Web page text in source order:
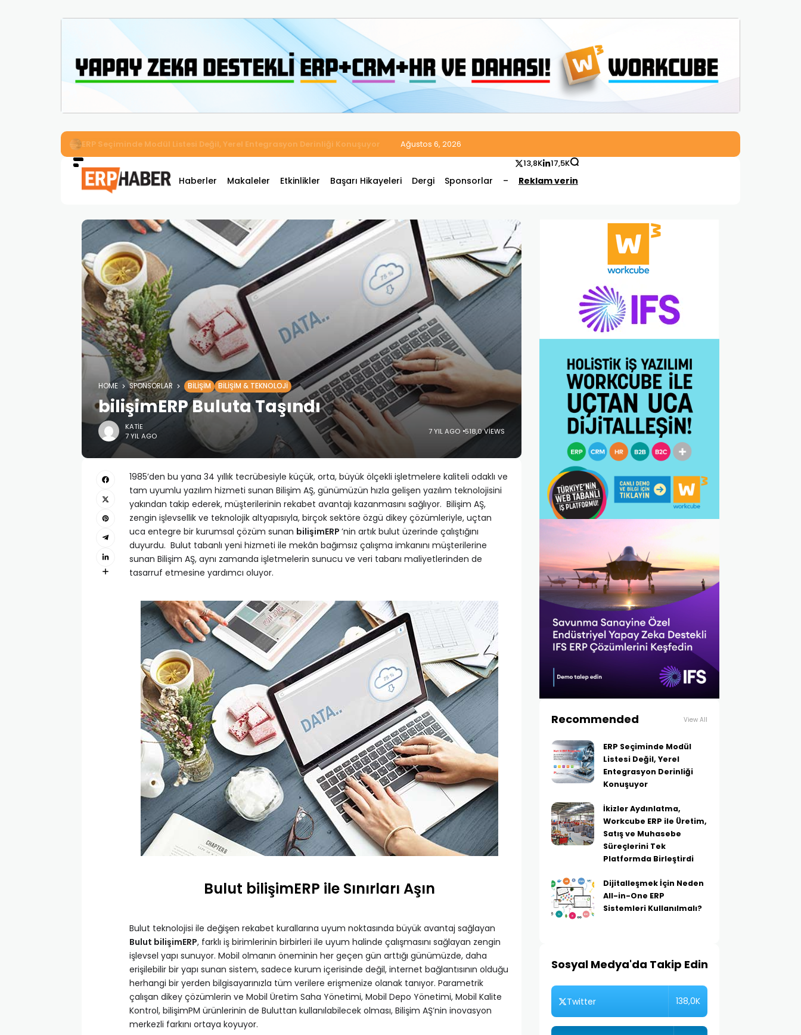
İkizler Aydınlatma, Workcube ERP ile Üretim, Satış ve Muhasebe Süreçlerini Tek Platformda Birleştirdi
Ağustos 6, 2026
Haberler Makaleler Etkinlikler Başarı Hikayeleri Dergi Sponsorlar – Reklam verin
13,8K 17,5K
HOME SPONSORLAR BILIŞIM BILIŞIM & TEKNOLOJI
bilişimERP Buluta Taşındı
KATIE
7 YIL AGO
7 YIL AGO 518,0 VIEWS
1985’den bu yana 34 yıllık tecrübesiyle küçük, orta, büyük ölçekli işletmelere kaliteli odaklı ve
tam uyumlu yazılım hizmeti sunan Bilişim AŞ, günümüzün hızla gelişen yazılım teknolojisini
yakından takip ederek, müşterilerinin rekabet avantajı kazanmasını sağlıyor. Bilişim AŞ,
zengin işlevsellik ve teknolojik altyapısıyla, birçok sektöre özgü dikey çözümleriyle, uçtan
uca entegre bir kurumsal çözüm sunan bilişimERP ’nin artık bulut üzerinde çalıştığını
duyurdu. Bulut tabanlı yeni hizmeti ile mekân bağımsız çalışma imkanını müşterilerine
sunan Bilişim AŞ, aynı zamanda işletmelerin sunucu ve veri tabanı maliyetlerinden de
tasarruf etmesine yardımcı oluyor.
Bulut bilişimERP ile Sınırları Aşın
Bulut teknolojisi ile değişen rekabet kurallarına uyum noktasında büyük avantaj sağlayan
Bulut bilişimERP, farklı iş birimlerinin birbirleri ile uyum halinde çalışmasını sağlayan zengin
işlevsel yapı sunuyor. Mobil olmanın öneminin her geçen gün arttığı günümüzde, daha
erişilebilir bir yapı sunan sistem, sadece kurum içerisinde değil, internet bağlantısının olduğu
herhangi bir yerden bilgisayarınızla tüm verilere erişmenize olanak tanıyor. Parametrik
çalışan dikey çözümlerin ve Mobil Üretim Saha Yönetimi, Mobil Depo Yönetimi, Mobil Kalite
Kontrol, bilişimPM ürünlerinin de Buluttan kullanılabilecek olması, Bilişim AŞ’nin inovasyon
merkezli farkını ortaya koyuyor.
Recommended View All
ERP Seçiminde Modül
Listesi Değil, Yerel
Entegrasyon Derinliği
Konuşuyor
İkizler Aydınlatma,
Workcube ERP ile Üretim,
Satış ve Muhasebe
Süreçlerini Tek
Platformda Birleştirdi
Dijitalleşmek İçin Neden
All-in-One ERP
Sistemleri Kullanılmalı?
Sosyal Medya'da Takip Edin
Twitter 138,0K